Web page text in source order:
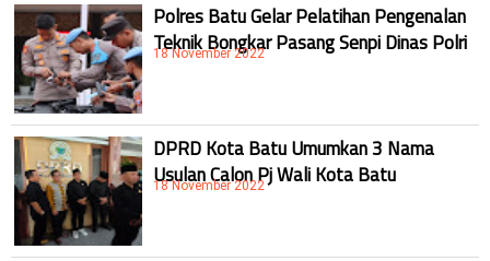
Polres Batu Gelar Pelatihan Pengenalan
Teknik Bongkar Pasang Senpi Dinas Polri
18 November 2022
DPRD Kota Batu Umumkan 3 Nama
Usulan Calon Pj Wali Kota Batu
18 November 2022